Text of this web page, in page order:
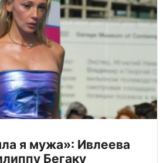
я мужа»: Ивлеева
Бегаку